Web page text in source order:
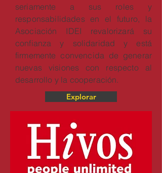
seriamente a sus roles y
responsabilidades en el futuro, la
Asociación IDEI revalorizará su
confianza y solidaridad y está
firmemente convencida de generar
nuevas visiones con respecto al
desarrollo y la cooperación.
Explorar